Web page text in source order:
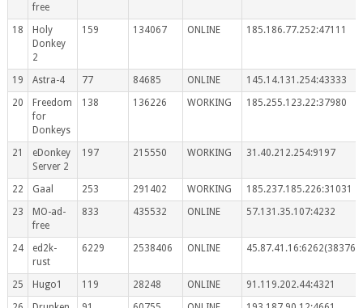
free
18
Holy
Donkey
2
159 134067 ONLINE 185.186.77.252:47111
19 Astra-4 77 84685 ONLINE
145.14.131.254:43333
20
Freedom
for
Donkeys
138 136226 WORKING 185.255.123.22:37980
21
eDonkey
Server 2
197 215550 WORKING 31.40.212.254:9197
22 Gaal 253 291402 WORKING
185.237.185.226:31031
23
MO-ad-
free
833 435532 ONLINE 57.131.35.107:4232
24
ed2k-
rust
6229 2538406 ONLINE
25 Hugo1 119 28248 ONLINE
91.119.202.44:4321